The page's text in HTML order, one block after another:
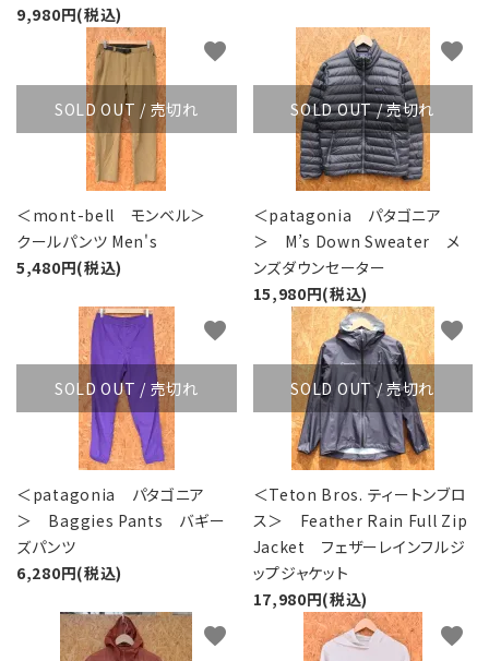
9,980円(税込)
SOLD OUT / 売切れ
＜mont-bell モンベル＞
クールパンツ Men's
5,480円(税込)
favorite
SOLD OUT / 売切れ
＜patagonia パタゴニア
＞ M’s Down Sweater メ
ンズダウンセーター
15,980円(税込)
favorite
SOLD OUT / 売切れ
＜patagonia パタゴニア
＞ Baggies Pants バギー
ズパンツ
6,280円(税込)
favorite
SOLD OUT / 売切れ
＜Teton Bros. ティートンブロ
ス＞ Feather Rain Full Zip
Jacket フェザーレインフルジ
ップジャケット
17,980円(税込)
favorite
favorite favorite